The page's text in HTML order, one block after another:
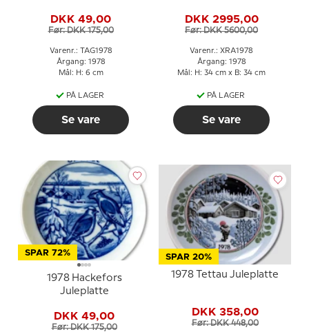
DKK 49,00
Før: DKK 175,00
Varenr.: TAG1978
Årgang: 1978
Mål: H: 6 cm
PÅ LAGER
Se vare
DKK 2995,00
Før: DKK 5600,00
Varenr.: XRA1978
Årgang: 1978
Mål: H: 34 cm x B: 34 cm
PÅ LAGER
Se vare
SPAR 72%
1978 Hackefors
Juleplatte
DKK 49,00
Før: DKK 175,00
SPAR 20%
1978 Tettau Juleplatte
DKK 358,00
Før: DKK 448,00